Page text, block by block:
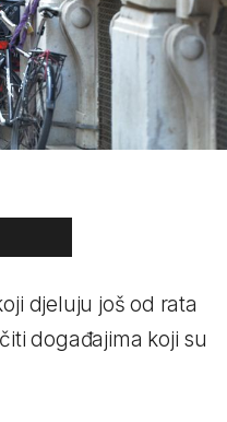
djeluju još od rata
događajima koji su